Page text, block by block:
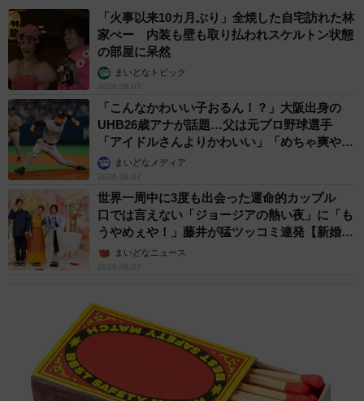
「火事以来10カ月ぶり」全焼した自宅訪れた林
家ぺー 内装も壁も取り払われスケルトン状態
の部屋に呆然
まいどなトピック
2026.08.07
「こんなかわいい子おるん！？」大阪出身の
UHB26歳アナが話題…父は元プロ野球選手
「アイドルさんよりかわいい」「めちゃ爽や
か」まいどなメディア
2026.08.07
世界一周中に3度も出会った運命的カップル
口では言えない「ジョージアの熱い夜」に「も
うやめぇや！」藤井が猛ツッコミ連発【新婚さ
ん】まいどなニュース
2026.08.07